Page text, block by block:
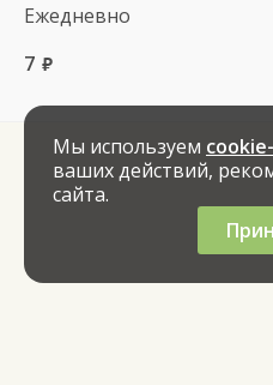
Ежедневно
7 руб.
Мы используем
ваших действий,
сайта.